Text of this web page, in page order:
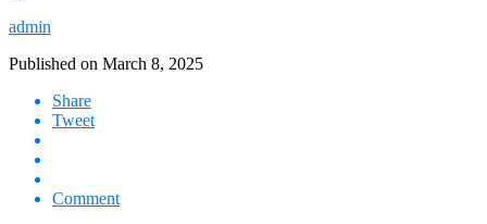
admin
Published on March 8, 2025
Share
Tweet
Comment